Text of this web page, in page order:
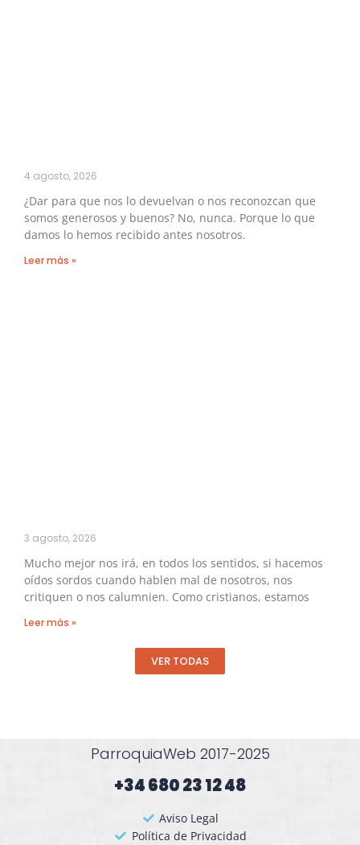
4 agosto, 2026
¿Dar para que nos lo devuelvan o nos reconozcan que
somos generosos y buenos? No, nunca. Porque lo que
damos lo hemos recibido antes nosotros.
Leer más »
3 agosto, 2026
Mucho mejor nos irá, en todos los sentidos, si hacemos
oídos sordos cuando hablen mal de nosotros, nos
critiquen o nos calumnien. Como cristianos, estamos
Leer más »
VER TODAS
ParroquiaWeb 2017-2025
+34 680 23 12 48​
Aviso Legal
Política de Privacidad